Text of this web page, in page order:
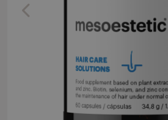
Previous